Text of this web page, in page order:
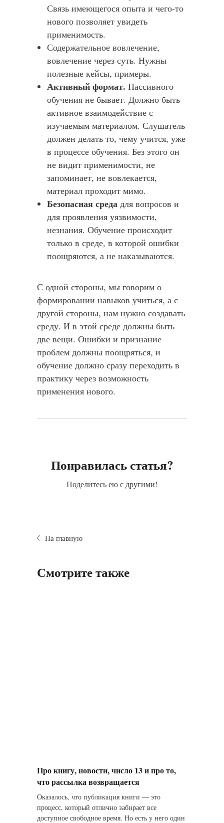
Связь имеющегося опыта и чего-то
нового позволяет увидеть
применимость.
Содержательное вовлечение,
вовлечение через суть. Нужны
полезные кейсы, примеры.
Активный формат. Пассивного
обучения не бывает. Должно быть
активное взаимодействие с
изучаемым материалом. Слушатель
должен делать то, чему учится, уже
в процессе обучения. Без этого он
не видит применимости, не
запоминает, не вовлекается,
материал проходит мимо.
Безопасная среда для вопросов и
для проявления уязвимости,
незнания. Обучение происходит
только в среде, в которой ошибки
поощряются, а не наказываются.
С одной стороны, мы говорим о
формировании навыков учиться, а с
другой стороны, нам нужно создавать
среду. И в этой среде должны быть
две вещи. Ошибки и признание
проблем должны поощряться, и
обучение должно сразу переходить в
практику через возможность
применения нового.
Понравилась статья?
Поделитесь ею с другими!
На главную
Смотрите также
Про книгу, новости, число 13 и про то,
что рассылка возвращается
Оказалось, что публикация книги — это
процесс, который отлично забирает все
доступное свободное время. Но есть у него один